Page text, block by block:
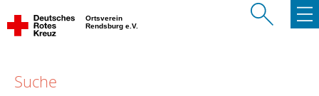
Ortsverein
Rendsburg e.V.
Suche